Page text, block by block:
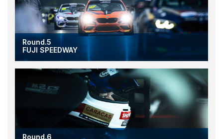
Round.5
FUJI SPEEDWAY
Round.6